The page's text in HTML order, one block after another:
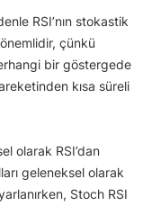
RSI’nın stokastik
çünkü
bir göstergede
kısa süreli
olarak RSI’dan
geleneksel olarak
Stoch RSI